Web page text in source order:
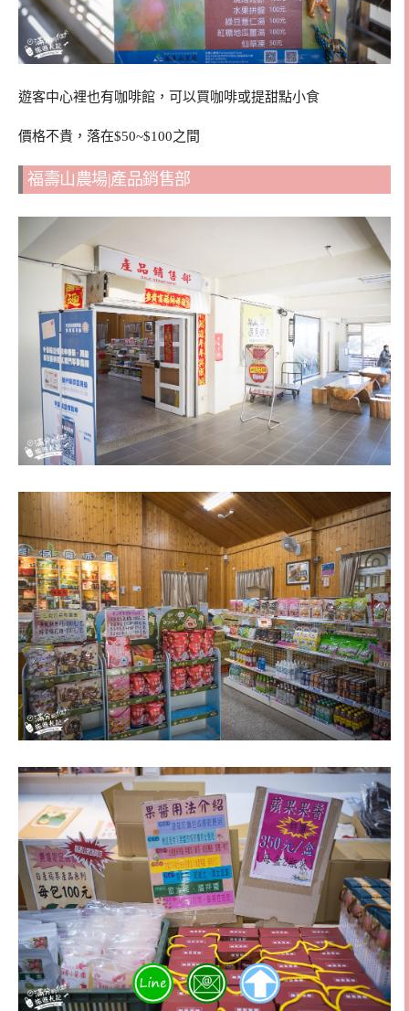
遊客中心裡也有咖啡館，可以買咖啡或提甜點小食
價格不貴，落在$50~$100之間
福壽山農場|產品銷售部